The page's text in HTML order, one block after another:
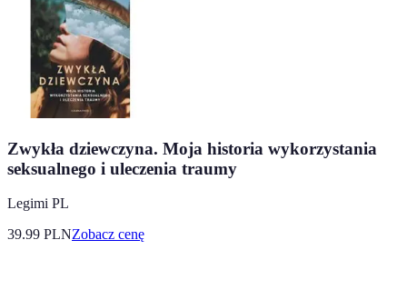
Zwykła dziewczyna. Moja historia wykorzystania
seksualnego i uleczenia traumy
Legimi PL
39.99 PLNZobacz cenę